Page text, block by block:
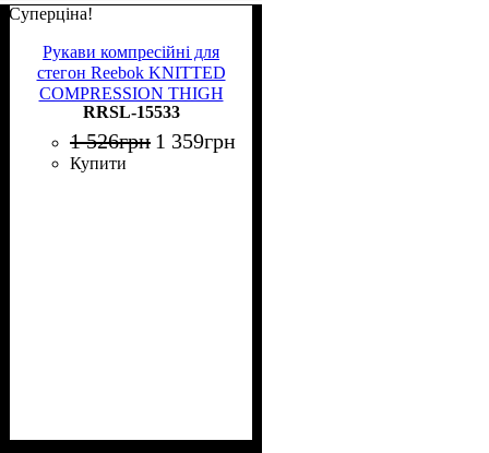
Суперціна!
Рукави компресійні для
стегон Reebok KNITTED
COMPRESSION THIGH
SLEEVE 2 шт. чорно-
бірюзові S RRSL-15533
RRSL-15533
1 526грн 1 359грн
Купити